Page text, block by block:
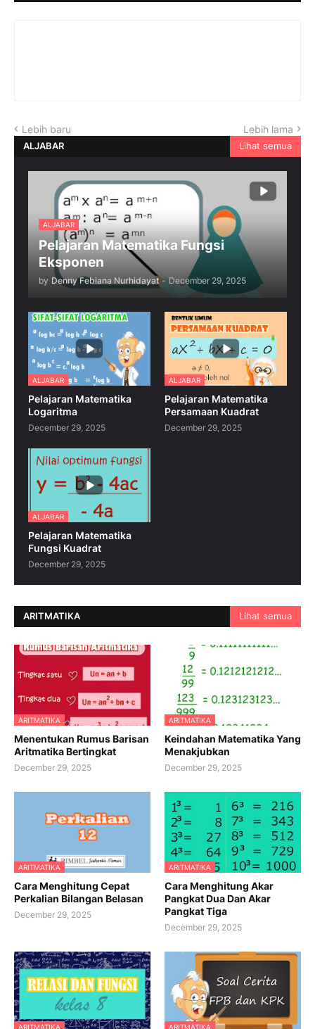
Lebih baru Lebih lama
ALJABAR Lihat semua
ALJABAR
Pelajaran Matematika Fungsi
Eksponen
by Denny Febiana Nurhidayat - December 29, 2025
ALJABAR
Pelajaran Matematika
Logaritma
December 29, 2025
ALJABAR
Pelajaran Matematika
Persamaan Kuadrat
December 29, 2025
ALJABAR
Pelajaran Matematika
Fungsi Kuadrat
December 29, 2025
ARITMATIKA Lihat semua
ARITMATIKA
Menentukan Rumus Barisan
Aritmatika Bertingkat
December 29, 2025
ARITMATIKA
Keindahan Matematika Yang
Menakjubkan
December 29, 2025
ARITMATIKA
Cara Menghitung Cepat
Perkalian Bilangan Belasan
December 29, 2025
ARITMATIKA
Cara Menghitung Akar
Pangkat Dua Dan Akar
Pangkat Tiga
December 29, 2025
ARITMATIKA ARITMATIKA